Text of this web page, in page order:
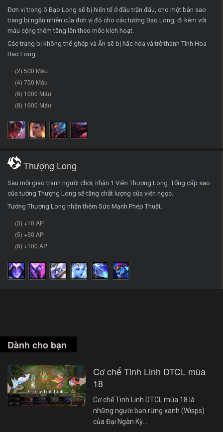
Đơn vị trong ô Bạo Long sẽ bị hiến tế ở đầu trận đấu, cho một bản sao
trang bị ngẫu nhiên của đơn vị đó cho các tướng Bạo Long, đi kèm với
máu cộng thêm tăng lên theo mốc kích hoạt.
Các trang bị không thể ghép và Ấn sẽ bị hắc hóa và trở thành Tinh Hoa
Bạo Long.
(2) 500 Máu
(4) 750 Máu
(6) 1000 Máu
(8) 1600 Máu
Thượng Long
Sau mỗi giao tranh người chơi, nhận 1 Viên Thượng Long. Tổng cấp sao
của tướng Thượng Long sẽ tăng chất lượng của viên ngọc.
Tướng Thượng Long nhận thêm Sức Mạnh Phép Thuật.
(3) +10 AP
(5) +50 AP
(8) +100 AP
Dành cho bạn
Cơ chế Tinh Linh DTCL mùa
18
Cơ chế Tinh Linh DTCL mùa 18 là
những người bạn rừng xanh (Wisps)
của Đại Ngàn Kỳ…